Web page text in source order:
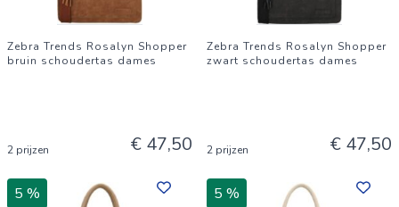
Zebra Trends Rosalyn Shopper
bruin schoudertas dames
2 prijzen € 47,50
Zebra Trends Rosalyn Shopper
zwart schoudertas dames
2 prijzen € 47,50
5 % 5 %